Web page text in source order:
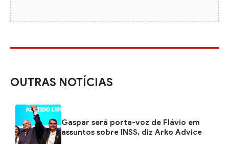
OUTRAS NOTÍCIAS
Gaspar será porta-voz de Flávio em
assuntos sobre INSS, diz Arko Advice